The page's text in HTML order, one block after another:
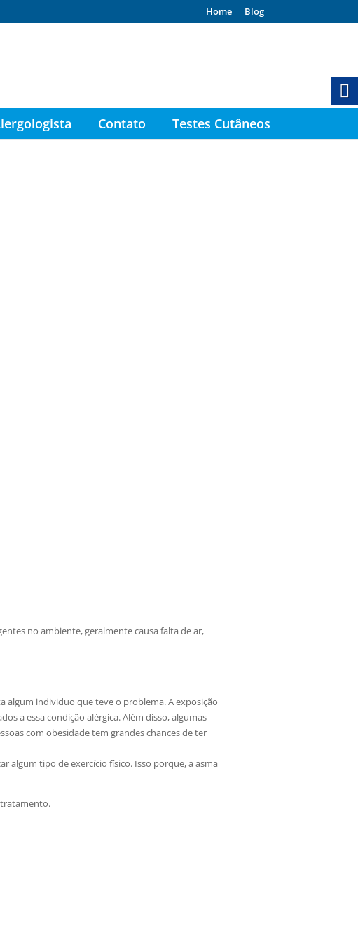
Home Blog
Contato Testes Cutâneos
no ambiente, geralmente causa falta de ar,
algum individuo que teve o problema. A exposição
a essa condição alérgica. Além disso, algumas
com obesidade tem grandes chances de ter
algum tipo de exercício físico. Isso porque, a asma
tratamento.